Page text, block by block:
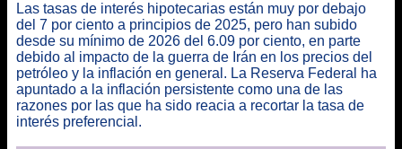
Las tasas de interés hipotecarias están muy por debajo
del 7 por ciento a principios de 2025, pero han subido
desde su mínimo de 2026 del 6.09 por ciento, en parte
debido al impacto de la guerra de Irán en los precios del
petróleo y la inflación en general. La Reserva Federal ha
apuntado a la inflación persistente como una de las
razones por las que ha sido reacia a recortar la tasa de
interés preferencial.